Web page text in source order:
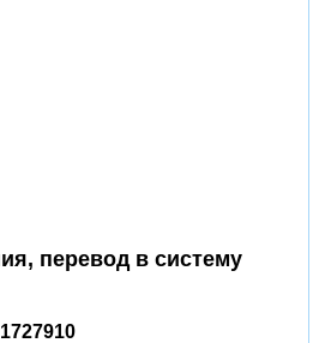
перевод в систему